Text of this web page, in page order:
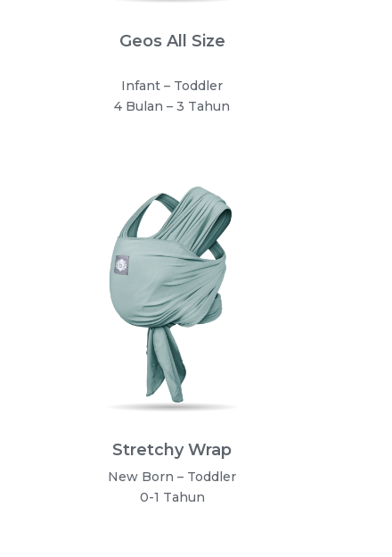
Geos All Size
Infant – Toddler
4 Bulan – 3 Tahun
Stretchy Wrap
New Born – Toddler
0-1 Tahun